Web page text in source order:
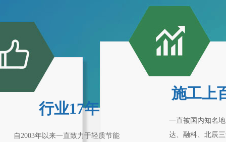
行业17年
自2003年以来一直致力于轻质节能
施工上
一直被国内知名
达、融科、北辰